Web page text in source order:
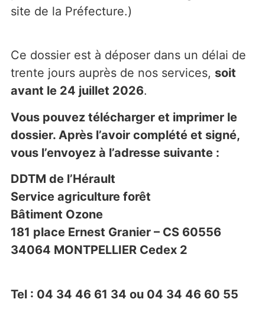
site de la Préfecture.)
Ce dossier est à déposer dans un délai de
trente jours auprès de nos services, soit
avant le 24 juillet 2026.
Vous pouvez télécharger et imprimer le
dossier. Après l’avoir complété et signé,
vous l’envoyez à l’adresse suivante :
DDTM de l’Hérault
Service agriculture forêt
Bâtiment Ozone
181 place Ernest Granier – CS 60556
34064 MONTPELLIER Cedex 2
Tel : 04 34 46 61 34 ou 04 34 46 60 55